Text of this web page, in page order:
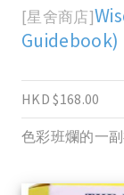
[星舍商店]
Guidebook)
HKD $168.00
色彩班爛的一